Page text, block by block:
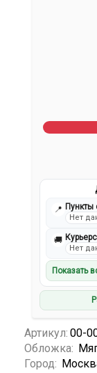
📍
Нет
🚚
Нет
Показать
Артикул: 00-
Обложка:
Город: